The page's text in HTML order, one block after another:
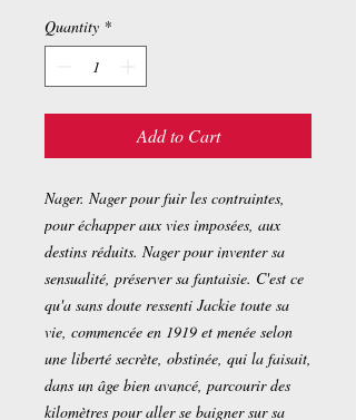
Quantity *
Add to Cart
Nager. Nager pour fuir les contraintes,
pour échapper aux vies imposées, aux
destins réduits. Nager pour inventer sa
sensualité, préserver sa fantaisie. C'est ce
qu'a sans doute ressenti Jackie toute sa
vie, commencée en 1919 et menée selon
une liberté secrète, obstinée, qui la faisait,
dans un âge bien avancé, parcourir des
kilomètres pour aller se baigner sur sa